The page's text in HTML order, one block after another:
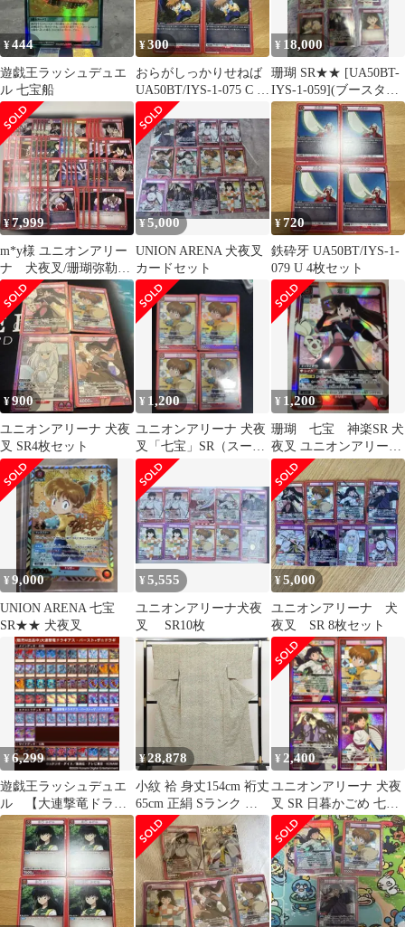
¥444
遊戯王ラッシュデュエ
ル 七宝船
¥300
おらがしっかりせねば
UA50BT/IYS-1-075 C 4
枚セット
¥ 18,000
珊瑚 SR★★ [UA50BT-
IYS-1-059](ブースター
パック犬夜叉
¥7,999
m*y様 ユニオンアリー
ナ 犬夜叉/珊瑚弥勒デ
ッキパーツ
¥5,000
UNION ARENA 犬夜叉
カードセット
¥720
鉄砕牙 UA50BT/IYS-1-
079 U 4枚セット
¥900
ユニオンアリーナ 犬夜
叉 SR4枚セット
¥ 1,200
ユニオンアリーナ 犬夜
叉「七宝」SR（スーパ
ーレア）4枚セット
¥ 1,200
珊瑚 七宝 神楽SR 犬
夜叉 ユニオンアリーナ
ユニアリ
¥9,000
UNION ARENA 七宝
SR★★ 犬夜叉
¥5,555
ユニオンアリーナ犬夜
叉 SR10枚
¥5,000
ユニオンアリーナ 犬
夜叉 SR 8枚セット
¥6,299
遊戯王ラッシュデュエ
ル 【大連撃竜ドラギ
アス・バースト】デッ
キ40+12+10枚
¥ 28,878
小紋 袷 身丈154cm 裄丈
65cm 正絹 Sランク イ
ンフォーマル 広衿 Sサ
イズ 幾何学柄 独創的
モダン 緑系 SR 1221-
00724
¥ 2,400
ユニオンアリーナ 犬夜
叉 SR 日暮かごめ 七宝
奈落 神楽 まとめ売 お
まけ付